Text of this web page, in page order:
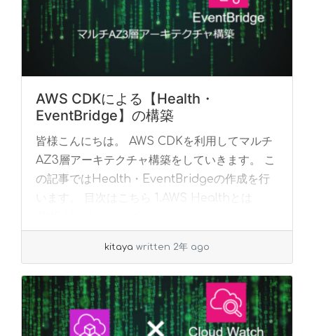
AWS CDKによる【Health・
EventBridge】の構築
皆様こんにちは。 AWS CDKを利用してマルチ
AZ3層アーキテクチャ構築をしていきます。 こ
の記事ではHealth・EventBridgeの作成を行
います。 目次はこちら 1.AWS Healthとは
kitaya written 2年 ago